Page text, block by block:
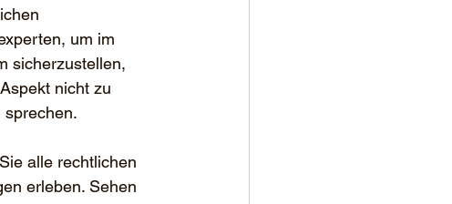
um im
sicherzustellen,
nicht zu
sprechen.
alle rechtlichen
erleben. Sehen